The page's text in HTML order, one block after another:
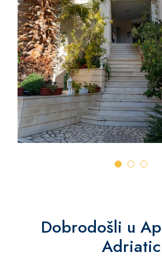
Dobrodošli u
Adriatic